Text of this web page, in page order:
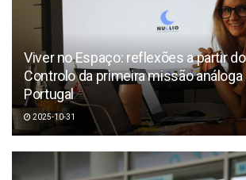
Viver no Espaço: reflexões a partir
Controlo da primeira missão
Portugal
2025-10-31